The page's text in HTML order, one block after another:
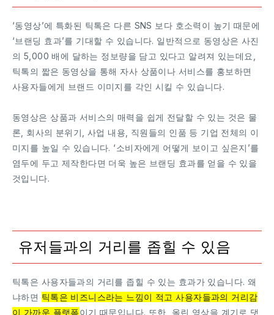
‘동영상’에 특화된 틱톡은 다른 SNS 보다 호소력이 높기 때문에
‘브랜딩 효과’를 기대할 수 있습니다. 일반적으로 동영상은 사진
의 5,000 배에 달하는 정보량을 담고 있다고 알려져 있는데요,
틱톡의 짧은 동영상을 통해 자사 상품이나 서비스를 홍보하면
사용자들에게 브랜드 이미지를 각인 시킬 수 있습니다.
동영상은 상품과 서비스의 매력을 쉽게 전달할 수 있는 것은 물
론, 회사의 분위기, 사업 내용, 직원들의 인품 등 기업 전체의 이
미지를 높일 수 있습니다. ‘소비자에게 어떻게 보이고 싶은지’를
염두에 두고 제작한다면 더욱 높은 브랜딩 효과를 얻을 수 있을
것입니다.
유저들과의 거리를 좁힐 수 있음
틱톡은 사용자들과의 거리를 좁힐 수 있는 효과가 있습니다. 왜
냐하면 틱톡은 비즈니스라는 느낌이 적고 사용자들과의 거리감
이 가까운 플랫폼이기 때문입니다. 또한, 올린 영상을 계기로 댓